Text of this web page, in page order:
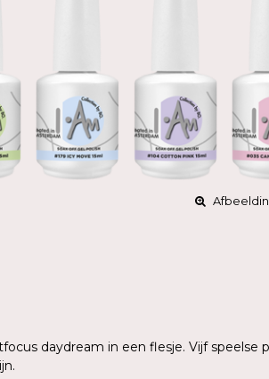
daydream in een flesje. Vijf speelse